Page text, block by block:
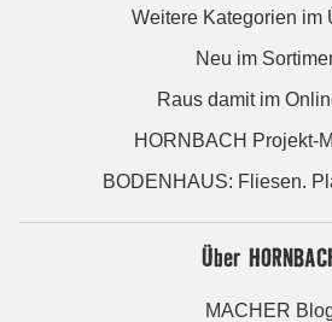
Weitere Kategorien im
Neu im
Raus damit im
HORNBACH Projekt-
BODENHAUS: Fliesen.
Über
MACHER